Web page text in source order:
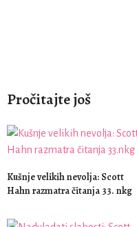
Pročitajte još
Kušnje velikih nevolja: Scott
Hahn razmatra čitanja 33. nkg